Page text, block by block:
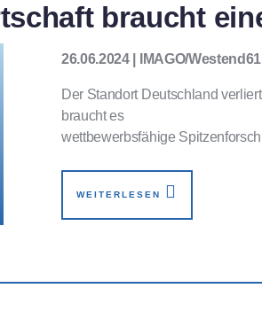
braucht
26.06.2024 | IMAGO/
Der Standort Deutschland
braucht es
wettbewerbsfähige
WEITERLESEN